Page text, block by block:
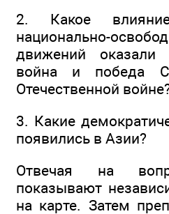
2. Какое
национально-
движений оказали
война и победа
Отечественной
3. Какие
появились в Азии?
Отвечая на
показывают
на карте. Затем